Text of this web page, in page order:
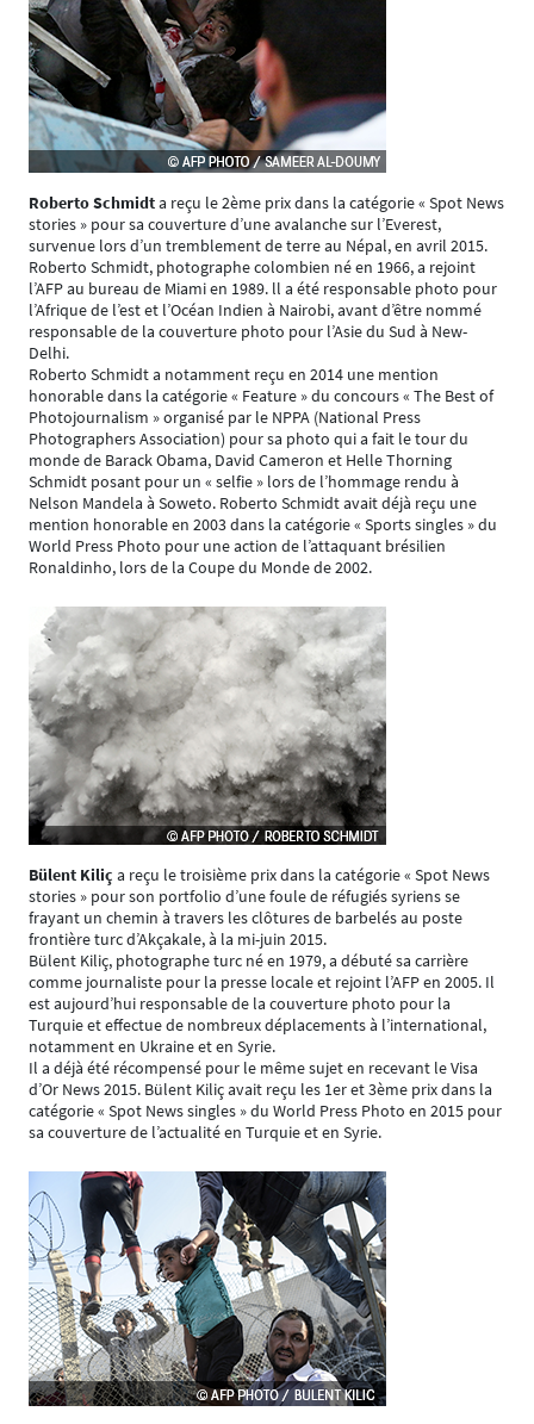
Roberto Schmidta reçu le 2ème prix dans la catégorie « Spot News
stories » pour sa couverture d’une avalanche sur l’Everest,
survenue lors d’un tremblement de terre au Népal, en avril 2015.
Roberto Schmidt, photographe colombien né en 1966, a rejoint
l’AFP au bureau de Miami en 1989. ll a été responsable photo pour
l’Afrique de l’est et l’Océan Indien à Nairobi, avant d’être nommé
responsable de la couverture photo pour l’Asie du Sud à New-
Delhi.
Roberto Schmidt a notamment reçu en 2014 une mention
honorable dans la catégorie « Feature » du concours « The Best of
Photojournalism » organisé par le NPPA (National Press
Photographers Association) pour sa photo qui a fait le tour du
monde de Barack Obama, David Cameron et Helle Thorning
Schmidt posant pour un « selfie » lors de l’hommage rendu à
Nelson Mandela à Soweto. Roberto Schmidt avait déjà reçu une
mention honorable en 2003 dans la catégorie « Sports singles » du
World Press Photo pour une action de l’attaquant brésilien
Ronaldinho, lors de la Coupe du Monde de 2002.
Bülent Kiliç a reçu le troisième prix dans la catégorie « Spot News
stories » pour son portfolio d’une foule de réfugiés syriens se
frayant un chemin à travers les clôtures de barbelés au poste
frontière turc d’Akçakale, à la mi-juin 2015.
Bülent Kiliç, photographe turc né en 1979, a débuté sa carrière
comme journaliste pour la presse locale et rejoint l’AFP en 2005. Il
est aujourd’hui responsable de la couverture photo pour la
Turquie et effectue de nombreux déplacements à l’international,
notamment en Ukraine et en Syrie.
Il a déjà été récompensé pour le même sujet en recevant le Visa
d’Or News 2015. Bülent Kiliç avait reçu les 1er et 3ème prix dans la
catégorie « Spot News singles » du World Press Photo en 2015 pour
sa couverture de l’actualité en Turquie et en Syrie.